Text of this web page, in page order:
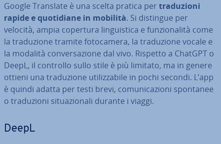
Google Translate è una scelta pratica per tra­du­zio­ni
rapide e quo­ti­dia­ne in mobilità. Si distingue per
velocità, ampia copertura lin­gui­sti­ca e fun­zio­na­li­tà come
la tra­du­zio­ne tramite fo­to­ca­me­ra, la tra­du­zio­ne vocale e
la modalità con­ver­sa­zio­ne dal vivo. Rispetto a ChatGPT o
DeepL, il controllo sullo stile è più limitato, ma in genere
ottieni una tra­du­zio­ne uti­liz­za­bi­le in pochi secondi. L’app
è quindi adatta per testi brevi, co­mu­ni­ca­zio­ni spontanee
o tra­du­zio­ni si­tua­zio­na­li durante i viaggi.
DeepL